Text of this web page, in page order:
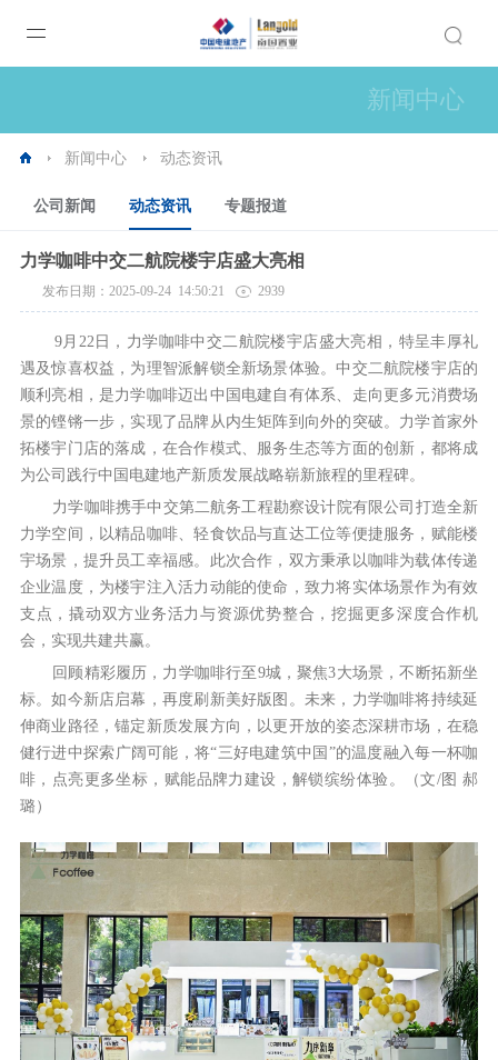
新闻中心
新闻中心 动态资讯
公司新闻 动态资讯 专题报道
力学咖啡中交二航院楼宇店盛大亮相
发布日期：2025-09-24 14:50:21 2939
9月22日，力学咖啡中交二航院楼宇店盛大亮相，特呈丰厚礼
遇及惊喜权益，为理智派解锁全新场景体验。中交二航院楼宇店的
顺利亮相，是力学咖啡迈出中国电建自有体系、走向更多元消费场
景的铿锵一步，实现了品牌从内生矩阵到向外的突破。力学首家外
拓楼宇门店的落成，在合作模式、服务生态等方面的创新，都将成
为公司践行中国电建地产新质发展战略崭新旅程的里程碑。
力学咖啡携手中交第二航务工程勘察设计院有限公司打造全新
力学空间，以精品咖啡、轻食饮品与直达工位等便捷服务，赋能楼
宇场景，提升员工幸福感。此次合作，双方秉承以咖啡为载体传递
企业温度，为楼宇注入活力动能的使命，致力将实体场景作为有效
支点，撬动双方业务活力与资源优势整合，挖掘更多深度合作机
会，实现共建共赢。
回顾精彩履历，力学咖啡行至9城，聚焦3大场景，不断拓新坐
标。如今新店启幕，再度刷新美好版图。未来，力学咖啡将持续延
伸商业路径，锚定新质发展方向，以更开放的姿态深耕市场，在稳
健行进中探索广阔可能，将“三好电建筑中国”的温度融入每一杯咖
啡，点亮更多坐标，赋能品牌力建设，解锁缤纷体验。（文/图 郝
璐）